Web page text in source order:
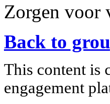
Zorgen voor
Back to
This content is
engagement